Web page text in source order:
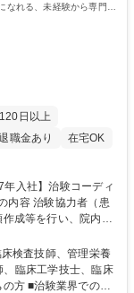
れる、未経験から専門性
日以上
職金あり
在宅OK
成等を行い、院内で
々の力になれる、未
者（患
ール調整・管理、ヒ
従事者・依頼先への
検査技師、管理栄養
臨床工学技士、臨床
方 ■治験業界での就